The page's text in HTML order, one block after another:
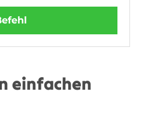
einfachen